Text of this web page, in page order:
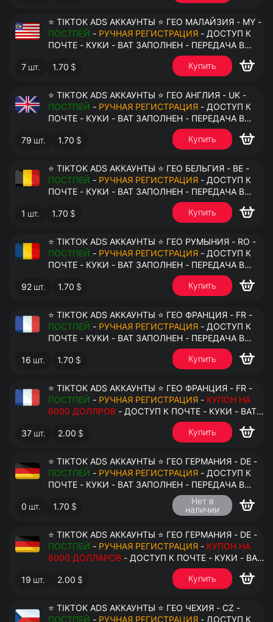
⭐ TIKTOK ADS АККАУНТЫ ⭐ ГЕО МАЛАЙЗИЯ - MY -
ПОСТПЕЙ - РУЧНАЯ РЕГИСТРАЦИЯ - ДОСТУП К
ПОЧТЕ - КУКИ - ВАТ ЗАПОЛНЕН - ПЕРЕДАЧА В
7 шт. 1.70 $ Купить
⭐ TIKTOK ADS АККАУНТЫ ⭐ ГЕО АНГЛИЯ - UK -
ПОСТПЕЙ - РУЧНАЯ РЕГИСТРАЦИЯ - ДОСТУП К
ПОЧТЕ - КУКИ - ВАТ ЗАПОЛНЕН - ПЕРЕДАЧА В
79 шт. 1.70 $ Купить
⭐ TIKTOK ADS АККАУНТЫ ⭐ ГЕО БЕЛЬГИЯ - BE -
ПОСТПЕЙ - РУЧНАЯ РЕГИСТРАЦИЯ - ДОСТУП К
ПОЧТЕ - КУКИ - ВАТ ЗАПОЛНЕН - ПЕРЕДАЧА В
1 шт. 1.70 $ Купить
⭐ TIKTOK ADS АККАУНТЫ ⭐ ГЕО РУМЫНИЯ - RO -
ПОСТПЕЙ - РУЧНАЯ РЕГИСТРАЦИЯ - ДОСТУП К
ПОЧТЕ - КУКИ - ВАТ ЗАПОЛНЕН - ПЕРЕДАЧА В
92 шт. 1.70 $ Купить
⭐ TIKTOK ADS АККАУНТЫ ⭐ ГЕО ФРАНЦИЯ - FR -
ПОСТПЕЙ - РУЧНАЯ РЕГИСТРАЦИЯ
ПОЧТЕ - КУКИ - ВАТ ЗАПОЛНЕН - ПЕРЕДАЧА В
16 шт. 1.70 $ Купить
⭐ TIKTOK ADS АККАУНТЫ ⭐ ГЕО ФРАНЦИЯ - FR -
ПОСТПЕЙ - РУЧНАЯ РЕГИСТРАЦИЯ - КУПОН НА
6000 ДОЛЛРОВ - ДОСТУП К ПОЧТЕ - КУКИ - ВАТ
ЗАПОЛНЕН - ПЕРЕДАЧА В АНТИДЕТЕКТ
37 шт. 2.00 $ Купить
⭐ TIKTOK ADS АККАУНТЫ ⭐ ГЕО ГЕРМАНИЯ - DE -
ПОСТПЕЙ - РУЧНАЯ РЕГИСТРАЦИЯ - ДОСТУП К
ПОЧТЕ - КУКИ - ВАТ ЗАПОЛНЕН - ПЕРЕДАЧА В
0 шт. 1.70 $
Нет в
наличии
⭐ TIKTOK ADS АККАУНТЫ ⭐ ГЕО ГЕРМАНИЯ - DE -
ПОСТПЕЙ - РУЧНАЯ РЕГИСТРАЦИЯ - КУПОН НА
6000 ДОЛЛАРОВ - ДОСТУП К ПОЧТЕ - КУКИ - ВАТ
ЗАПОЛНЕН - ПЕРЕДАЧА В АНТИДЕТЕКТ
19 шт. 2.00 $ Купить
⭐ TIKTOK ADS АККАУНТЫ ⭐ ГЕО ЧЕХИЯ - CZ -
ПОСТПЕЙ - РУЧНАЯ РЕГИСТРАЦИЯ